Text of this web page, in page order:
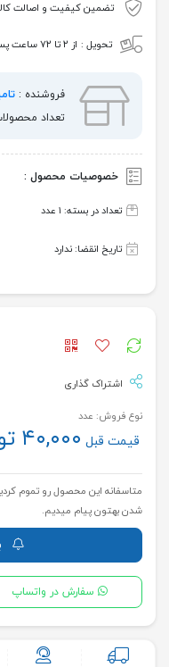
تضمین کیفیت و اصالت
تحویل : از ۲ تا ۷۲ ساعت پس از تایید سفارش
فروشنده :
تعداد
خصوصیات محصول :
تعداد در بسته: ۱ عدد
تاریخ انقضا: ندارد
اشتراک گذاری
نوع فروش: عدد
قیمت قبل ۴۰,۰۰۰ تومان
متاسفانه این محصول رو تموم
شدن بهتون پیام میدیم.
سفارش در واتساپ